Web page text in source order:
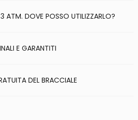
3 ATM. DOVE POSSO UTILIZZARLO?
E GARANTITI
DEL BRACCIALE